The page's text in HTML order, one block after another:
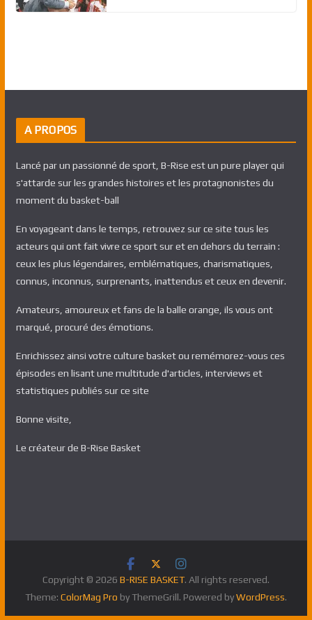
A PROPOS
Lancé par un passionné de sport, B-Rise est un pure player qui
s'attarde sur les grandes histoires et les protagnonistes du
moment du basket-ball
En voyageant dans le temps, retrouvez sur ce site tous les
acteurs qui ont fait vivre ce sport sur et en dehors du terrain :
ceux les plus légendaires, emblématiques, charismatiques,
connus, inconnus, surprenants, inattendus et ceux en devenir.
Amateurs, amoureux et fans de la balle orange, ils vous ont
marqué, procuré des émotions.
Enrichissez ainsi votre culture basket ou remémorez-vous ces
épisodes en lisant une multitude d'articles, interviews et
statistiques publiés sur ce site
Bonne visite,
Le créateur de B-Rise Basket
Copyright © 2026 B-RISE BASKET. All rights reserved.
Theme: ColorMag Pro by ThemeGrill. Powered byWordPress.